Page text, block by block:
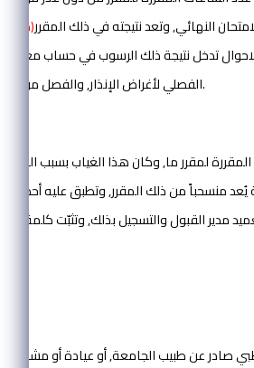
النهائي, وتعد نتيجته في ذلك المقرر(صفراً)
تدخل نتيجة ذلك الرسوب في حساب معدل
الفصلي لأغراض الإنذار, والفصل من البرامج (التخصص).
لمقرر ما, وكان هذا الغياب بسبب
منسحباً من ذلك المقرر, وتطبق عليه أحكام
صادر عن طبيب الجامعة, أو عيادة أو